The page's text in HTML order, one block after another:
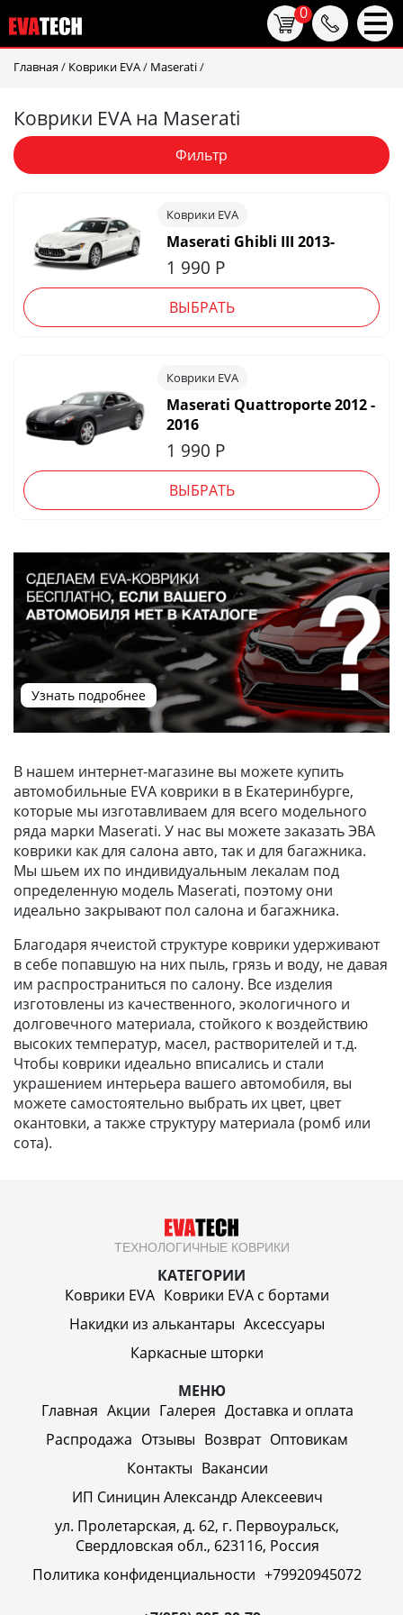
Главная / Коврики EVA/ Maserati/
Коврики EVA на Maserati
Фильтр
Коврики EVA
Maserati Ghibli III 2013-
1 990 Р
ВЫБРАТЬ
Коврики EVA
Maserati Quattroporte 2012 -
2016
1 990 Р
ВЫБРАТЬ
Узнать подробнее
В нашем интернет-магазине вы можете купить
автомобильные EVA коврики в в Екатеринбурге,
которые мы изготавливаем для всего модельного
ряда марки Maserati. У нас вы можете заказать ЭВА
коврики как для салона авто, так и для багажника.
Мы шьем их по индивидуальным лекалам под
определенную модель Maserati, поэтому они
идеально закрывают пол салона и багажника.
Благодаря ячеистой структуре коврики удерживают
в себе попавшую на них пыль, грязь и воду, не давая
им распространиться по салону. Все изделия
изготовлены из качественного, экологичного и
долговечного материала, стойкого к воздействию
высоких температур, масел, растворителей и т.д.
Чтобы коврики идеально вписались и стали
украшением интерьера вашего автомобиля, вы
можете самостоятельно выбрать их цвет, цвет
окантовки, а также структуру материала (ромб или
сота).
ТЕХНОЛОГИЧНЫЕ КОВРИКИ
КАТЕГОРИИ
Коврики EVA Коврики EVA c бортами
Накидки из алькантары Аксессуары
Каркасные шторки
МЕНЮ
Главная Акции Галерея Доставка и оплата
Распродажа Отзывы Возврат Оптовикам
Контакты Вакансии
ИП Синицин Александр Алексеевич
ул. Пролетарская, д. 62, г. Первоуральск,
Свердловская обл., 623116, Россия
Политика конфиденциальности +79920945072
0